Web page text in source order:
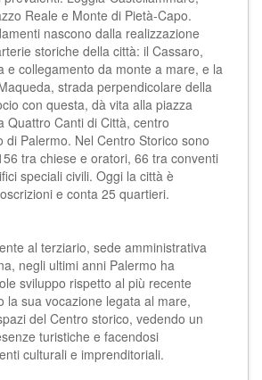
Reale e Monte di Pietà-Capo.
nascono dalla realizzazione
storiche della città: il Cassaro,
e collegamento da monte a mare, e la
strada perpendicolare della
con questa, dà vita alla piazza
Quattro Canti di Città, centro
di Palermo. Nel Centro Storico sono
tra chiese e oratori, 66 tra conventi
speciali civili. Oggi la città è
e conta 25 quartieri.
al terziario, sede amministrativa
negli ultimi anni Palermo ha
sviluppo rispetto al più recente
la sua vocazione legata al mare,
del Centro storico, vedendo un
turistiche e facendosi
culturali e imprenditoriali.